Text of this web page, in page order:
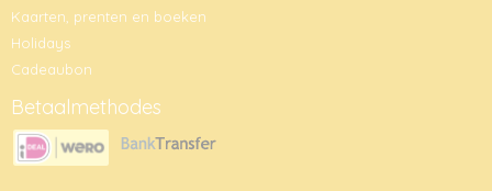
Kaarten, prenten en boeken
Holidays
Cadeaubon
Betaalmethodes